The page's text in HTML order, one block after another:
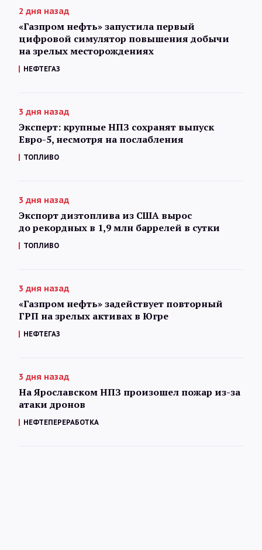
2 дня назад
«Газпром нефть» запустила первый
цифровой симулятор повышения добычи
на зрелых месторождениях
НЕФТЕГАЗ
3 дня назад
Эксперт: крупные НПЗ сохранят выпуск
Евро-5, несмотря на послабления
ТОПЛИВО
3 дня назад
Экспорт дизтоплива из США вырос
до рекордных в 1,9 млн баррелей в сутки
ТОПЛИВО
3 дня назад
«Газпром нефть» задействует повторный
ГРП на зрелых активах в Югре
НЕФТЕГАЗ
3 дня назад
На Ярославском НПЗ произошел пожар из-за
атаки дронов
НЕФТЕПЕРЕРАБОТКА